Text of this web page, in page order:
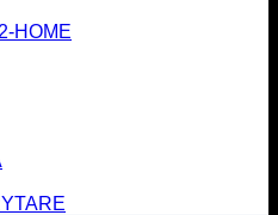
HOME